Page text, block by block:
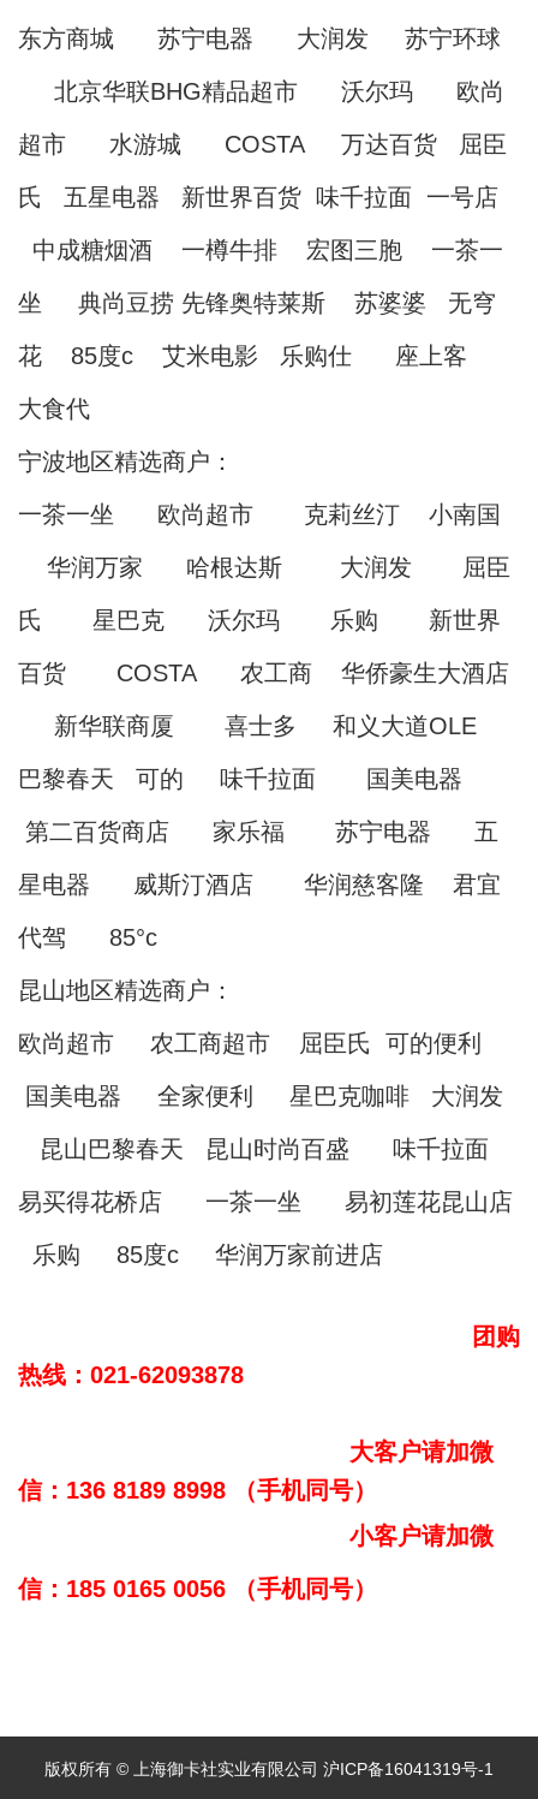
东方商城 苏宁电器 大润发 苏宁环球
北京华联BHG精品超市 沃尔玛 欧尚
超市 水游城 COSTA 万达百货 屈臣
氏 五星电器 新世界百货 味千拉面 一号店
中成糖烟酒 一樽牛排 宏图三胞 一茶一
坐 典尚豆捞 先锋奥特莱斯 苏婆婆 无穹
花 85度c 艾米电影 乐购仕 座上客
大食代
宁波地区精选商户：
一茶一坐 欧尚超市 克莉丝汀 小南国
华润万家 哈根达斯 大润发 屈臣
氏 星巴克 沃尔玛 乐购 新世界
百货 COSTA 农工商 华侨豪生大酒店
新华联商厦 喜士多 和义大道OLE
巴黎春天 可的 味千拉面 国美电器
第二百货商店 家乐福 苏宁电器 五
星电器 威斯汀酒店 华润慈客隆 君宜
代驾 85°c
昆山地区精选商户：
欧尚超市 农工商超市 屈臣氏 可的便利
国美电器 全家便利 星巴克咖啡 大润发
昆山巴黎春天 昆山时尚百盛 味千拉面
易买得花桥店 一茶一坐 易初莲花昆山店
乐购 85度c 华润万家前进店
团购
热线：021-62093878
大客户请加微
信：136 8189 8998 （手机同号）
小客户请加微
信：185 0165 0056 （手机同号）
版权所有 © 上海御卡社实业有限公司 沪ICP备16041319号-1